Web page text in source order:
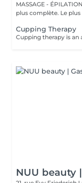
MASSAGE - ÉPILATION Strassen, c'est NUU dans sa version la
plus complète. Le plus
Cupping Therapy
NUU beauty